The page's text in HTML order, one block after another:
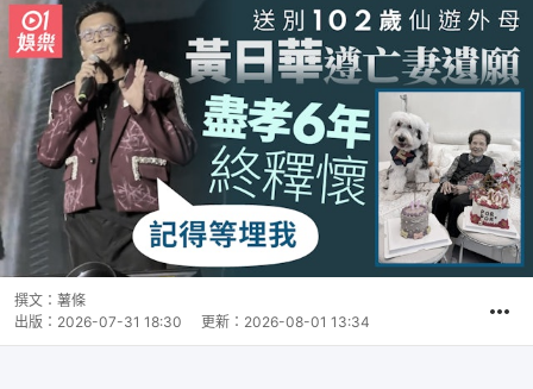
撰文： 薯條
出版： 2026-07-31 18:30 更新： 2026-08-01 13:34